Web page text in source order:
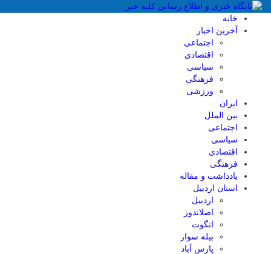
خانه
آخرین اخبار
اجتماعی
اقتصادی
سیاسی
فرهنگی
ورزشی
ایران
بین الملل
اجتماعی
سیاسی
اقتصادی
فرهنگی
یادداشت و مقاله
استان اردبیل
اردبیل
اصلاندوز
انگوت
بیله سوار
پارس آباد